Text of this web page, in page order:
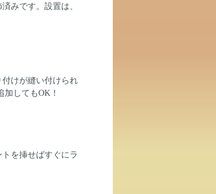
みです。設置は、
けが縫い付けられ
してもOK！
を挿せばすぐにラ